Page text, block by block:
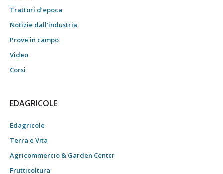
Trattori d’epoca
Notizie dall’industria
Prove in campo
Video
Corsi
EDAGRICOLE
Edagricole
Terra e Vita
Agricommercio & Garden Center
Frutticoltura